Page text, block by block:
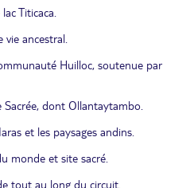
Titicaca.
vie ancestral.
Huilloc, soutenue par
Sacrée, dont Ollantaytambo.
et les paysages andins.
monde et site sacré.
tout au long du circuit.